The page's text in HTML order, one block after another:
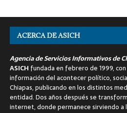
ACERCA DE ASICH
Agencia de Servicios Informativos de
ASICH fundada en febrero de 1999,
información del acontecer político,
Chiapas, publicando en los distintos
entidad. Dos años después se
internet, donde permanece sirviendo a